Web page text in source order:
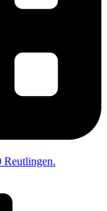
Reutlingen.